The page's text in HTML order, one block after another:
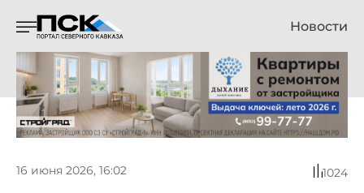
Новости
16 июня 2026, 16:02 1024